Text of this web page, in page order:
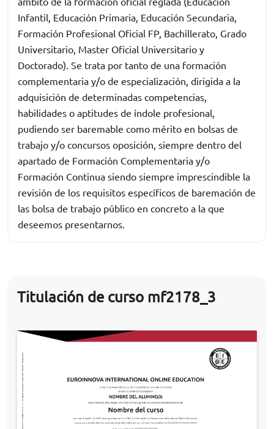
Infantil, Educación Primaria, Educación Secundaria,
Formación Profesional Oficial FP, Bachillerato, Grado
Universitario, Master Oficial Universitario y
Doctorado). Se trata por tanto de una formación
complementaria y/o de especialización, dirigida a la
adquisición de determinadas competencias,
habilidades o aptitudes de índole profesional,
pudiendo ser baremable como mérito en bolsas de
trabajo y/o concursos oposición, siempre dentro del
apartado de Formación Complementaria y/o
Formación Continua siendo siempre imprescindible la
revisión de los requisitos específicos de baremación de
las bolsa de trabajo público en concreto a la que
deseemos presentarnos.
Titulación de curso mf2178_3